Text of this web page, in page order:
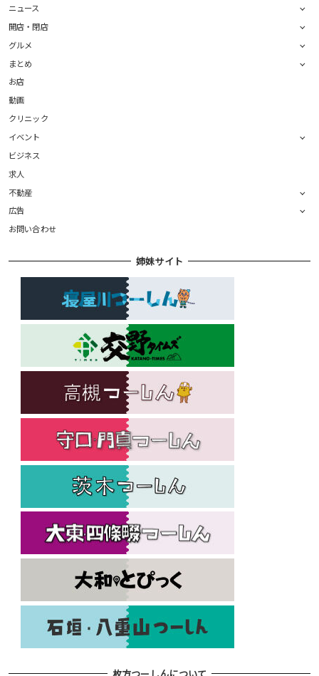
ニュース
開店・閉店
グルメ
まとめ
お店
動画
クリニック
イベント
ビジネス
求人
不動産
広告
お問い合わせ
姉妹サイト
枚方つーしんについて